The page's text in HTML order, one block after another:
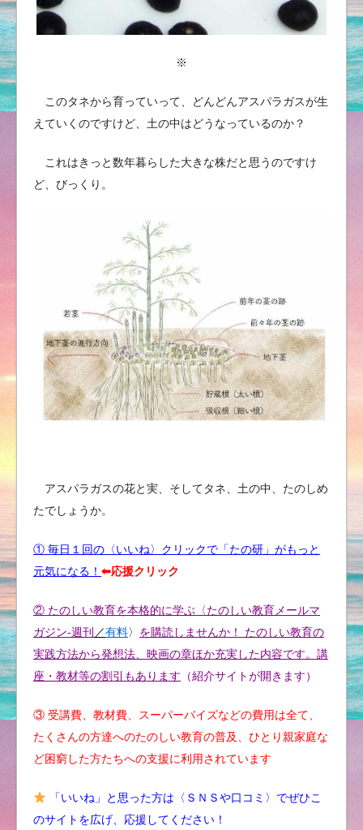
※
このタネから育っていって、どんどんアスパラガスが生
えていくのですけど、土の中はどうなっているのか？
これはきっと数年暮らした大きな株だと思うのですけ
ど、びっくり。
アスパラガスの花と実、そしてタネ、土の中、たのしめ
たでしょうか。
① 毎日１回の〈いいね〉クリックで「たの研」がもっと
元気になる！ ⬅︎応援クリック
② たのしい教育を本格的に学ぶ〈たのしい教育メールマ
ガジン-週刊 ／有料〉 を購読しませんか！ たのしい教育の
実践方法から発想法、映画の章ほか充実した内容です。講
座・教材等の割引もあります （紹介サイトが開きます）
③ 受講費、教材費、スーパーバイズなどの費用は全て、
たくさんの方達へのたのしい教育の普及、ひとり親家庭な
ど困窮した方たちへの支援に利用されています
「いいね」と思った方は〈ＳＮＳや口コミ〉でぜひこ
のサイトを広げ、応援してください！